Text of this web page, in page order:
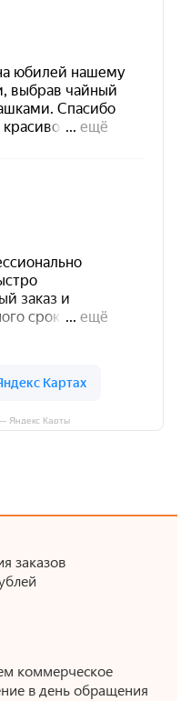
Яндекс Карты
заказов
коммерческое
в день обращения